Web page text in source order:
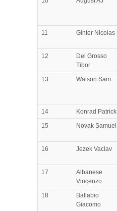
11 Ginter Nicolas
12
Del Grosso
Tibor
13 Watson Sam
14 Konrad Patrick
15
Novak Samuel
16 Jezek Vaclav
17
Albanese
Vincenzo
18
Ballabio
Giacomo